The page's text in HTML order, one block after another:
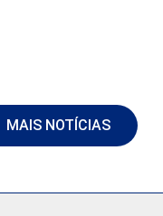
MAIS NOTÍCIAS